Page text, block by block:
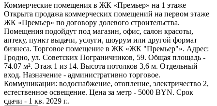
Коммерческие помещения в ЖК «Премьер» на 1 этаже
Открыта продажа коммерческих помещений на первом этаже
ЖК «Премьер» по договору долевого строительства.
Помещения подойдут под магазин, офис, салон красоты,
аптеку, пункт выдачи, услуги, шоурум или другой формат
бизнеса. Торговое помещение в ЖК «ЖК "Премьер"». Адрес:
Гродно, ул. Советских Пограничников, 59. Общая площадь -
74.07 м². Этаж 1 из 14. Высота потолков 3,6 м. Отдельный
вход. Назначение - административно торговое.
Коммуникации: водоснабжение, отопление, электричество 2,
естественное освещение. Цена за метр - 5000 BYN. Срок
сдачи - 1 кв. 2029 г..